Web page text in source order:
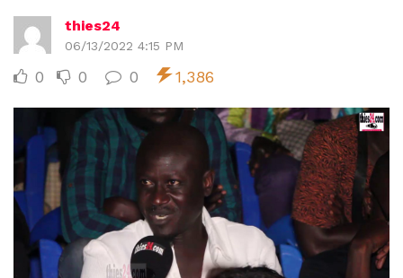
thies24
06/13/2022 4:15 PM
0 0 0 1,386